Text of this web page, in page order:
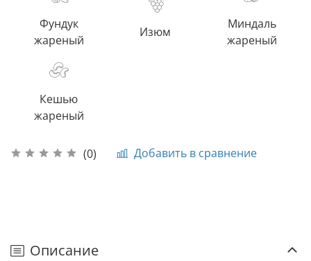
(0) Добавить в сравнение
Фундук
жареный
Изюм
Миндаль
жареный
Кешью
жареный
Описание